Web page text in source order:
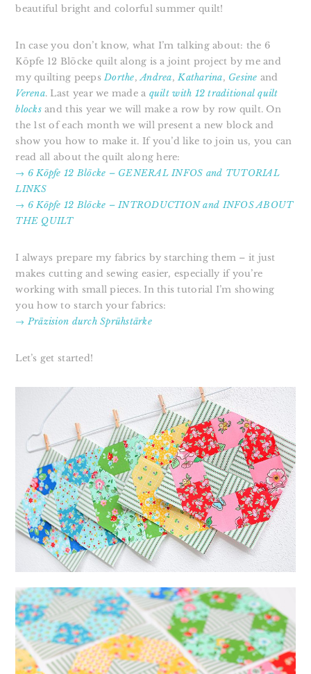
beautiful bright and colorful summer quilt!
In case you don’t know, what I’m talking about: the 6
Köpfe 12 Blöcke quilt along is a joint project by me and
my quilting peeps Dorthe, Andrea, Katharina, Gesine and
Verena. Last year we made a quilt with 12 traditional quilt
blocks and this year we will make a row by row quilt. On
the 1st of each month we will present a new block and
show you how to make it. If you’d like to join us, you can
read all about the quilt along here:
→ 6 Köpfe 12 Blöcke – GENERAL INFOS and TUTORIAL
LINKS
→ 6 Köpfe 12 Blöcke – INTRODUCTION and INFOS ABOUT
THE QUILT
I always prepare my fabrics by starching them – it just
makes cutting and sewing easier, especially if you’re
working with small pieces. In this tutorial I’m showing
you how to starch your fabrics:
→ Präzision durch Sprühstärke
Let’s get started!